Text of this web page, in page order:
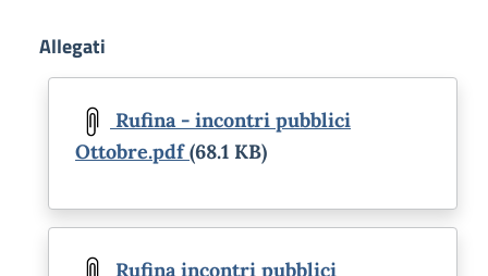
Allegati
Rufina - incontri pubblici
Ottobre.pdf(68.1 KB)
Rufina incontri pubblici